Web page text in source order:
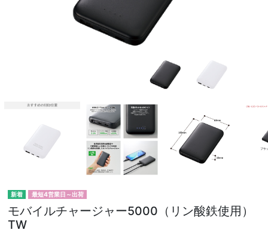
最短4営業日～出荷
モバイルチャージャー5000（リン酸鉄使用）
TW